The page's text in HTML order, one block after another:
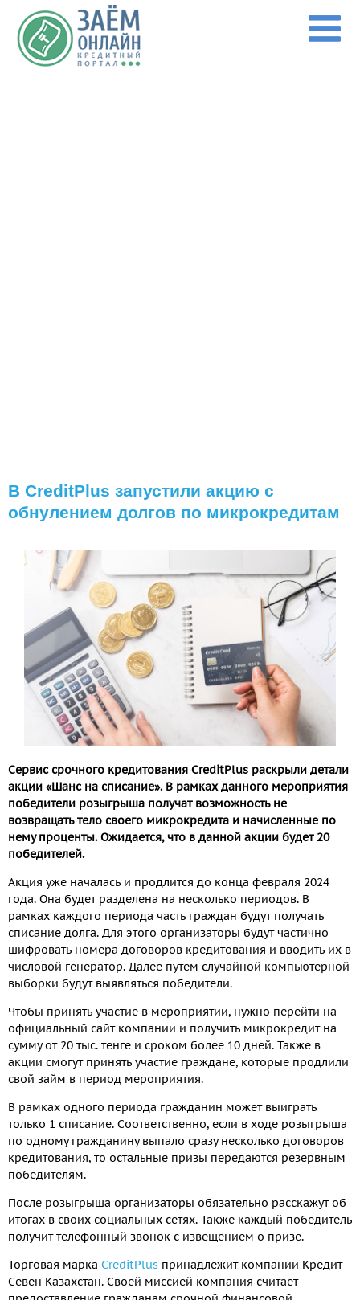
Перейти к основному содержанию
В CreditPlus запустили акцию с
обнулением долгов по микрокредитам
Сервис срочного кредитования CreditPlus раскрыли детали
акции «Шанс на списание». В рамках данного мероприятия
победители розыгрыша получат возможность не
возвращать тело своего микрокредита и начисленные по
нему проценты. Ожидается, что в данной акции будет 20
победителей.
Акция уже началась и продлится до конца февраля 2024
года. Она будет разделена на несколько периодов. В
рамках каждого периода часть граждан будут получать
списание долга. Для этого организаторы будут частично
шифровать номера договоров кредитования и вводить их в
числовой генератор. Далее путем случайной компьютерной
выборки будут выявляться победители.
Чтобы принять участие в мероприятии, нужно перейти на
официальный сайт компании и получить микрокредит на
сумму от 20 тыс. тенге и сроком более 10 дней. Также в
акции смогут принять участие граждане, которые продлили
свой займ в период мероприятия.
В рамках одного периода гражданин может выиграть
только 1 списание. Соответственно, если в ходе розыгрыша
по одному гражданину выпало сразу несколько договоров
кредитования, то остальные призы передаются резервным
победителям.
После розыгрыша организаторы обязательно расскажут об
итогах в своих социальных сетях. Также каждый победитель
получит телефонный звонок с извещением о призе.
Торговая марка CreditPlus принадлежит компании Кредит
Севен Казахстан. Своей миссией компания считает